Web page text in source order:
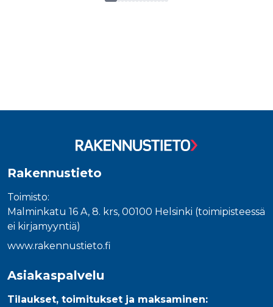
Rakennustieto
Toimisto:
Malminkatu 16 A, 8. krs, 00100 Helsinki (toimipisteessä
ei kirjamyyntiä)
www.rakennustieto.fi
Asiakaspalvelu
Tilaukset, toimitukset ja maksaminen: